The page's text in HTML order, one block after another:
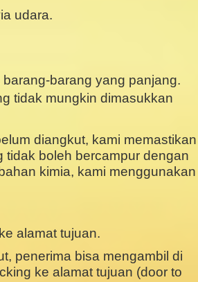
udara.
barang yang panjang.
tidak mungkin dimasukkan
diangkut, kami memastikan
tidak boleh bercampur dengan
kimia, kami menggunakan
alamat tujuan.
penerima bisa mengambil di
ke alamat tujuan (door to